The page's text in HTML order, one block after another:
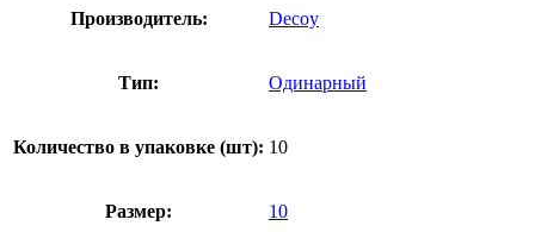
Производитель: Decoy
Тип: Одинарный
Количество в упаковке (шт): 10
Размер: 10